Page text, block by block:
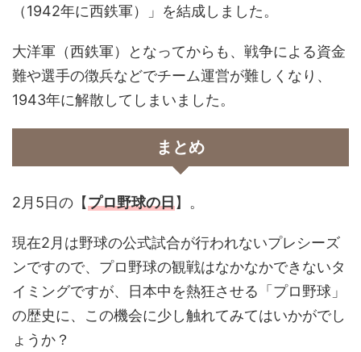
（1942年に西鉄軍）」を結成しました。
大洋軍（西鉄軍）となってからも、戦争による資金
難や選手の徴兵などでチーム運営が難しくなり、
1943年に解散してしまいました。
まとめ
2月5日の 【プロ野球の日】。
現在2月は野球の公式試合が行われないプレシーズ
ンですので、プロ野球の観戦はなかなかできないタ
イミングですが、日本中を熱狂させる「プロ野球」
の歴史に、この機会に少し触れてみてはいかがでし
ょうか？